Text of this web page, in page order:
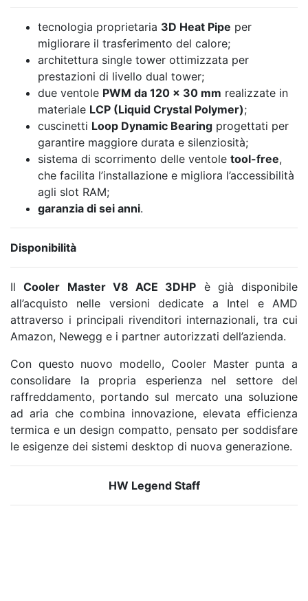
tecnologia proprietaria 3D Heat Pipe per
migliorare il trasferimento del calore;
architettura single tower ottimizzata per
prestazioni di livello dual tower;
due ventole PWM da 120 × 30 mm realizzate in
materiale LCP (Liquid Crystal Polymer);
cuscinetti Loop Dynamic Bearing progettati per
garantire maggiore durata e silenziosità;
sistema di scorrimento delle ventole tool-free,
che facilita l’installazione e migliora l’accessibilità
agli slot RAM;
garanzia di sei anni.
Disponibilità
IlCooler Master V8 ACE 3DHP è già disponibile
all’acquisto nelle versioni dedicate a Intel e AMD
attraverso i principali rivenditori internazionali, tra cui
Amazon, Newegg e i partner autorizzati dell’azienda.
Con questo nuovo modello, Cooler Master punta a
consolidare la propria esperienza nel settore del
raffreddamento, portando sul mercato una soluzione
ad aria che combina innovazione, elevata efficienza
termica e un design compatto, pensato per soddisfare
le esigenze dei sistemi desktop di nuova generazione.
HW Legend Staff